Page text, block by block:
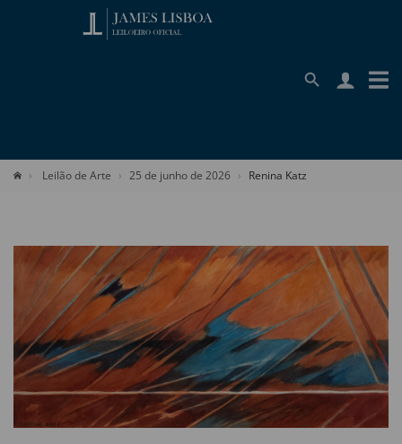
Leilão de Arte 25 de junho de 2026 Renina Katz